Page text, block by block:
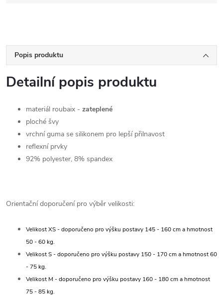
Popis produktu
Detailní popis produktu
materiál roubaix - zateplené
ploché švy
vrchní guma se silikonem pro lepší přilnavost
reflexní prvky
92% polyester, 8% spandex
Orientační doporučení pro výběr velikosti:
Velikost XS - doporučeno pro výšku postavy 145 - 160 cm a hmotnost
50 - 60 kg.
Velikost S - doporučeno pro výšku postavy 150 - 170 cm a hmotnost 60
- 75 kg.
Velikost M - doporučeno pro výšku postavy 160 - 180 cm a hmotnost
75 - 85 kg.